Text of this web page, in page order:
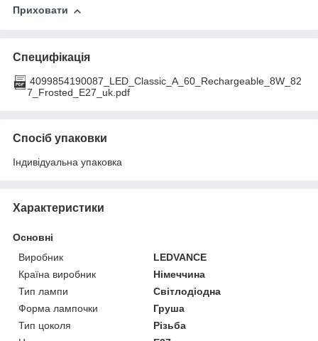
Приховати
Специфікація
4099854190087_LED_Classic_A_60_Rechargeable_8W_82
7_Frosted_E27_uk.pdf
Спосіб упаковки
Індивідуальна упаковка
Характеристики
Основні
Виробник
LEDVANCE
Країна виробник
Німеччина
Тип лампи
Світлодіодна
Форма лампочки
Груша
Тип цоколя
Різьба